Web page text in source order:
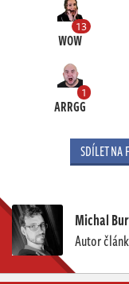
13
WOW
1
ARRGG
SDÍLET NA
Michal
Autor